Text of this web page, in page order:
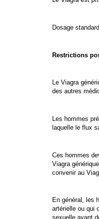
Dosage
Restrictions
Le Viagra
des autres
Les hommes
laquelle le flux
Ces hommes
Viagra
convenir au
En général, les
artérielle ou qui
sexuelle avant